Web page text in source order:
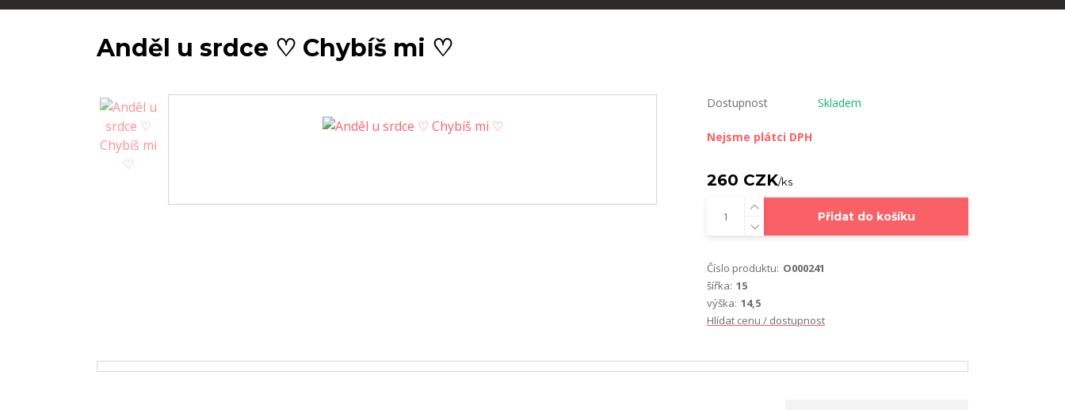
Anděl u srdce ♡ Chybíš mi ♡
Dostupnost Skladem
Nejsme plátci DPH
260 CZK/ks
Přidat do košíku
Číslo produktu: O000241
šířka: 15
výška: 14,5
Hlídat cenu / dostupnost